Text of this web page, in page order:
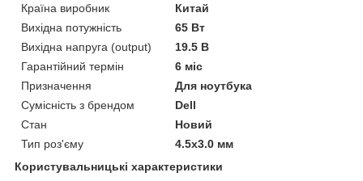
Країна виробник
Китай
Вихідна потужність
65 Вт
Вихідна напруга (output)
19.5 В
Гарантійний термін
6 міс
Призначення
Для ноутбука
Сумісність з брендом
Dell
Стан
Новий
Тип роз'єму
4.5x3.0 мм
Користувальницькі характеристики